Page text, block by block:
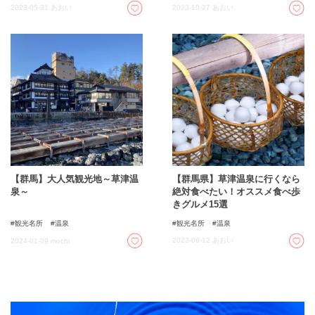
2023-05-31 あおい 2023-10-27 あおい
【群馬】大人気観光地～草津温
泉～
観光名所 温泉
2024-01-09 mochi
【群馬県】草津温泉に行くなら
絶対食べたい！オススメ食べ歩
きグルメ15選
観光名所 温泉
2023-06-12 あおい